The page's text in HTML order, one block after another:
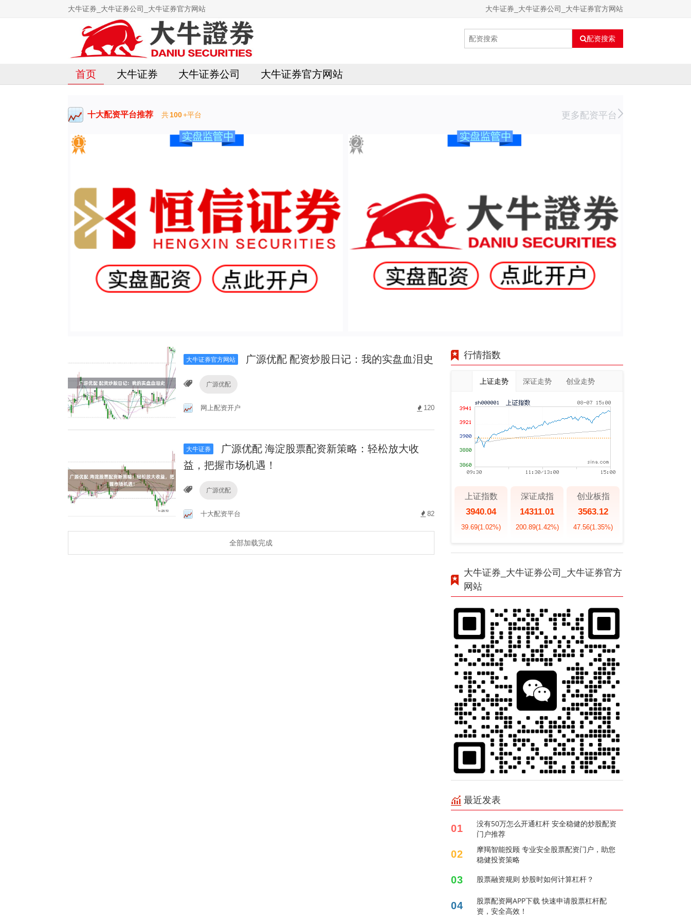
大牛证券_大牛证券公司_大牛证券官方网站 大牛证券_大牛证券公司_大牛证券官方网站
配资搜索
首页 大牛证券 大牛证券公司 大牛证券官方网站
十大配资平台推荐 共100+平台 更多配资平台
大牛证券官方网站 广源优配 配资炒股日记：我的实盘血泪史
广源优配
网上配资开户 120
大牛证券
广源优配 海淀股票配资新策略：轻松放大收
益，把握市场机遇！
广源优配
十大配资平台 82
全部加载完成
行情指数
上证走势 深证走势 创业走势
上证指数
3940.04
39.69(1.02%)
深证成指
14311.01
200.89(1.42%)
创业板指
3563.12
47.56(1.35%)
大牛证券_大牛证券公司_大牛证券官方
网站
最近发表
01
没有50万怎么开通杠杆 安全稳健的炒股配资
门户推荐
02
摩羯智能投顾 专业安全股票配资门户，助您
稳健投资策略
03 股票融资规则 炒股时如何计算杠杆？
04
股票配资网APP下载 快速申请股票杠杆配
资，安全高效！